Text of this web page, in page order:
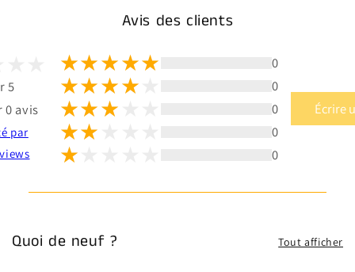
Avis des clients
5
0 avis
par
0
0
0
0
0
Écrire
Quoi de neuf ? Tout afficher